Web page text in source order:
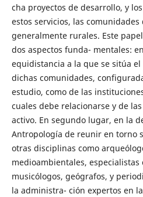
cha proyectos de desarrollo, y
estos servicios, las
generalmente rurales. Este
dos aspectos funda- mentales:
equidistancia a la que se sitúa
dichas comunidades,
estudio, como de las
cuales debe relacionarse y de
activo. En segundo lugar, en la
Antropología de reunir en torno
otras disciplinas como
medioambientales,
musicólogos, geógrafos, y
la administra- ción expertos en